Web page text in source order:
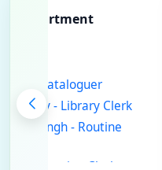
Library Department
Singh - Cataloguer
Janam Yadav - Library Clerk
Pratap Singh - Routine
Mishra - Routine Clerk